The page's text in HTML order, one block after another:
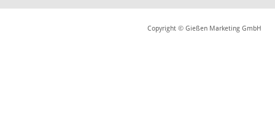
Copyright © Gießen Marketing GmbH